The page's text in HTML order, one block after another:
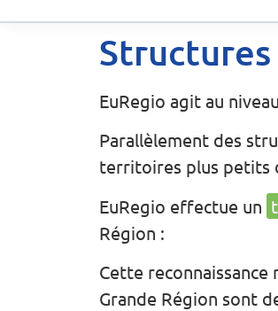
Structures
EuRegio agit au
Parallèlement des
territoires plus petits
EuRegio effectue un
Région :
Cette
Grande Région sont